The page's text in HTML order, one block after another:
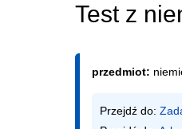
Test z
przedmiot:
Przejdź do: